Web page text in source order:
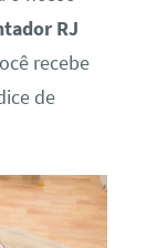
RJ
recebe
de